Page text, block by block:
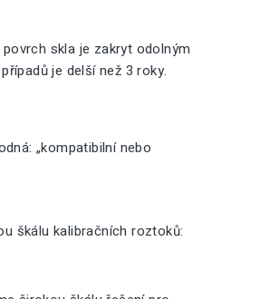
skla je zakryt odolným
je delší než 3 roky.
„kompatibilní nebo
škálu kalibračních roztoků: